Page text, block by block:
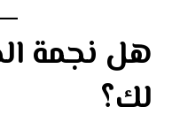
هل نجمة
لك؟